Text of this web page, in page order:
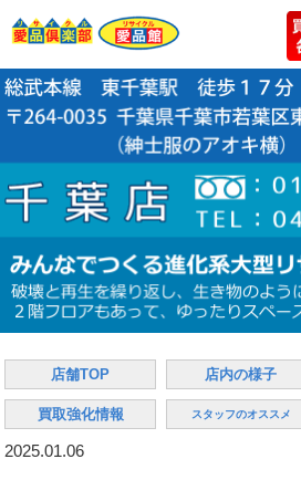
店舗TOP 店内の様子
買取強化情報 スタッフのオススメ
2025.01.06